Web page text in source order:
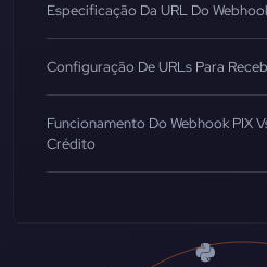
Especificação Da URL Do
Configuração De URLs Para
Funcionamento Do Webhook PIX
Crédito